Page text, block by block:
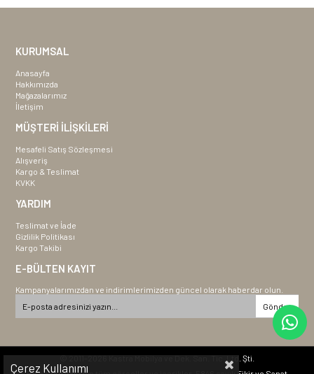
KURUMSAL
Anasayfa
Hakkımızda
Mağazalarımız
İletişim
MÜŞTERİ İLİŞKİLERİ
Mesafeli Satış Sözleşmesi
Alışveriş
Kargo & Teslimat
KVKK
YARDIM
Teslimat ve İade
Gizlilik Politikası
Kargo Takibi
E-BÜLTEN KAYIT
Kampanyalarımızdan ve indirimlerimizden güncel olarak haberdar olun.
Gönder
© 2011-2026 Kastra Mobilya ve Dek. San. Tic. Ltd. Şti.
Çerez Kullanımı